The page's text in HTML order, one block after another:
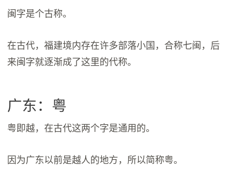
闽字是个古称。
在古代，福建境内存在许多部落小国，合称七闽，后
来闽字就逐渐成了这里的代称。
广东：粤
粤即越，在古代这两个字是通用的。
因为广东以前是越人的地方，所以简称粤。